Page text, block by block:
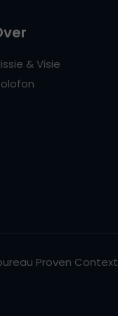
& Visie
Proven Context